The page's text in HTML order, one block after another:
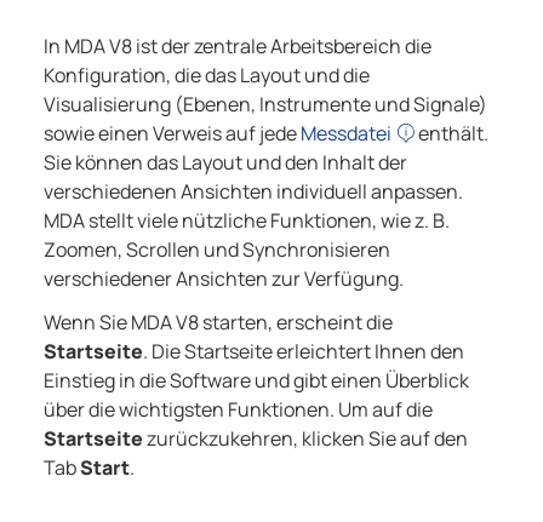
In MDA V8ist der zentrale Arbeitsbereich die
Konfiguration, die das Layout und die
Visualisierung (Ebenen, Instrumente und Signale)
sowie einen Verweis auf jedeMessdatei
enthält.
Sie können das Layout und den Inhalt der
verschiedenen Ansichten individuell anpassen.
MDAstellt viele nützliche Funktionen, wie z. B.
Zoomen, Scrollen und Synchronisieren
verschiedener Ansichten zur Verfügung.
Wenn SieMDA V8starten, erscheint die
Startseite. Die Startseite erleichtert Ihnen den
Einstieg in die Software und gibt einen Überblick
über die wichtigsten Funktionen. Um auf die
Startseitezurückzukehren, klicken Sie auf den
TabStart.